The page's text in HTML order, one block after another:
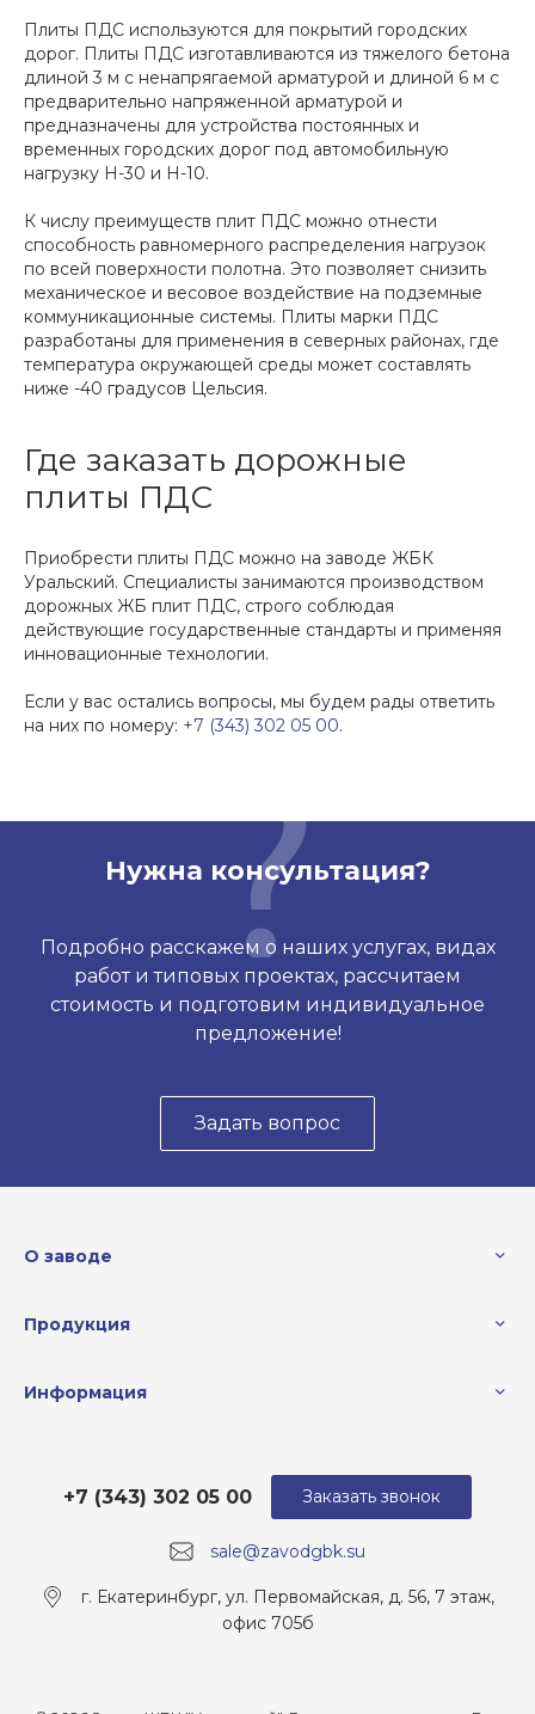
Плиты ПДС используются для покрытий городских
дорог. Плиты ПДС изготавливаются из тяжелого бетона
длиной 3 м с ненапрягаемой арматурой и длиной 6 м с
предварительно напряженной арматурой и
предназначены для устройства постоянных и
временных городских дорог под автомобильную
нагрузку Н-30 и Н-10.
К числу преимуществ плит ПДС можно отнести
способность равномерного распределения нагрузок
по всей поверхности полотна. Это позволяет снизить
механическое и весовое воздействие на подземные
коммуникационные системы. Плиты марки ПДС
разработаны для применения в северных районах, где
температура окружающей среды может составлять
ниже -40 градусов Цельсия.
Где заказать дорожные
плиты ПДС
Приобрести плиты ПДС можно на заводе ЖБК
Уральский. Специалисты занимаются производством
дорожных ЖБ плит ПДС, строго соблюдая
действующие государственные стандарты и применяя
инновационные технологии.
Если у вас остались вопросы, мы будем рады ответить
на них по номеру: +7 (343) 302 05 00.
Нужна консультация?
Подробно расскажем о наших услугах, видах
работ и типовых проектах, рассчитаем
стоимость и подготовим индивидуальное
предложение!
Задать вопрос
О заводе
Продукция
Информация
sale@zavodgbk.su
+7 (343) 302 05 00
г. Екатеринбург, ул. Первомайская, д. 56, 7 этаж,
офис 705б
Заказать звонок